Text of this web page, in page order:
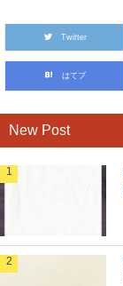
Twitter
はてブ
New Post